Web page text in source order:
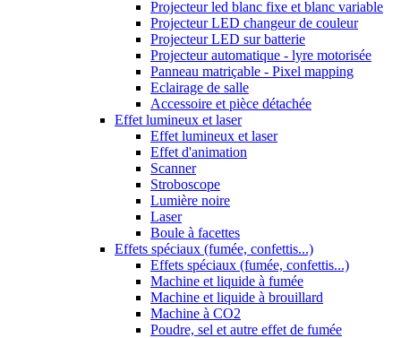
Projecteur led blanc fixe et blanc variable
Projecteur LED changeur de couleur
Projecteur LED sur batterie
Projecteur automatique - lyre motorisée
Panneau matriçable - Pixel mapping
Eclairage de salle
Accessoire et pièce détachée
Effet lumineux et laser
Effet lumineux et laser
Effet d'animation
Scanner
Stroboscope
Lumière noire
Laser
Boule à facettes
Effets spéciaux (fumée, confettis...)
Effets spéciaux (fumée, confettis...)
Machine et liquide à fumée
Machine et liquide à brouillard
Machine à CO2
Poudre, sel et autre effet de fumée